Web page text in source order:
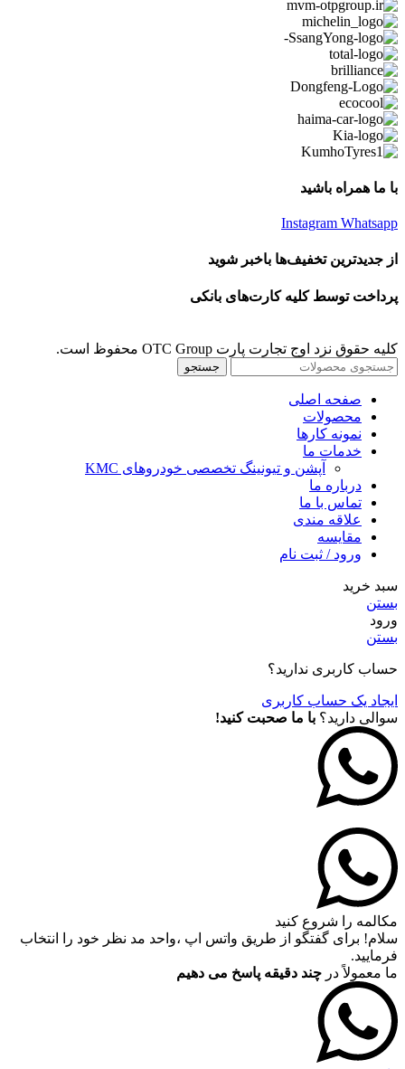
با ما همراه باشید
Instagram Whatsapp
از جدیدترین تخفیف‌ها باخبر شوید
پرداخت توسط کلیه کارت‌های بانکی
کلیه حقوق نزد اوج تجارت پارت OTC Group محفوظ است.
جستجو
صفحه اصلی
محصولات
نمونه کارها
خدمات ما
آپشن و تیونینگ تخصصی خودروهای KMC
درباره ما
تماس با ما
علاقه مندی
مقايسه
ورود / ثبت نام
سبد خرید
بستن
ورود
بستن
حساب کاربری ندارید؟
ایجاد یک حساب کاربری
سوالی دارید؟ با ما صحبت کنید!
مکالمه را شروع کنید
سلام! برای گفتگو از طریق واتس اپ ،واحد مد نظر خود را انتخاب
فرمایید.
ما معمولاً در چند دقیقه پاسخ می دهیم